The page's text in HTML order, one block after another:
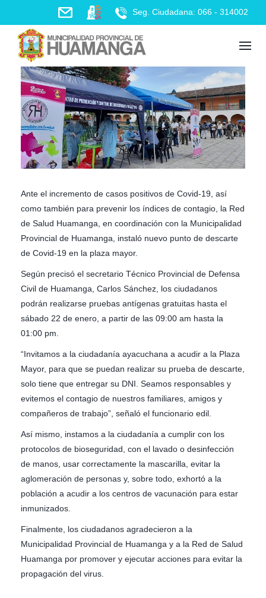
content
Seg. Ciudadana: 066 - 314002
Ante el incremento de casos positivos de Covid-19, así
como también para prevenir los índices de contagio, la Red
de Salud Huamanga, en coordinación con la Municipalidad
Provincial de Huamanga, instaló nuevo punto de descarte
de Covid-19 en la plaza mayor.
Según precisó el secretario Técnico Provincial de Defensa
Civil de Huamanga, Carlos Sánchez, los ciudadanos
podrán realizarse pruebas antígenas gratuitas hasta el
sábado 22 de enero, a partir de las 09:00 am hasta la
01:00 pm.
“Invitamos a la ciudadanía ayacuchana a acudir a la Plaza
Mayor, para que se puedan realizar su prueba de descarte,
solo tiene que entregar su DNI. Seamos responsables y
evitemos el contagio de nuestros familiares, amigos y
compañeros de trabajo”, señaló el funcionario edil.
Así mismo, instamos a la ciudadanía a cumplir con los
protocolos de bioseguridad, con el lavado o desinfección
de manos, usar correctamente la mascarilla, evitar la
aglomeración de personas y, sobre todo, exhortó a la
población a acudir a los centros de vacunación para estar
inmunizados.
Finalmente, los ciudadanos agradecieron a la
Municipalidad Provincial de Huamanga y a la Red de Salud
Huamanga por promover y ejecutar acciones para evitar la
propagación del virus.